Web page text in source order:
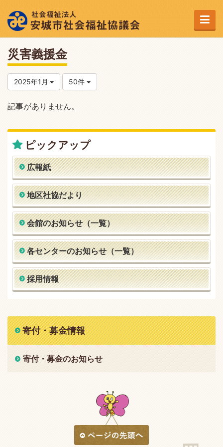
災害義援金
2025年1月 50件
記事がありません。
ピックアップ
広報紙
地区社協だより
会館のお知らせ（一覧）
各センターのお知らせ（一覧）
採用情報
寄付・募金情報
寄付・募金のお知らせ